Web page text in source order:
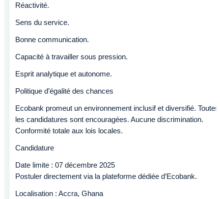
Réactivité.
Sens du service.
Bonne communication.
Capacité à travailler sous pression.
Esprit analytique et autonome.
Politique d’égalité des chances
Ecobank promeut un environnement inclusif et diversifié. Toutes
les candidatures sont encouragées. Aucune discrimination.
Conformité totale aux lois locales.
Candidature
Date limite : 07 décembre 2025
Postuler directement via la plateforme dédiée d’Ecobank.
Localisation : Accra, Ghana